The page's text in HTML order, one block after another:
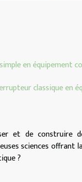
en équipement
classique en
et de construire
sciences offrant
?